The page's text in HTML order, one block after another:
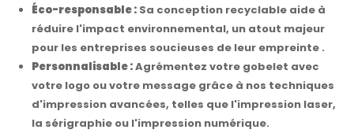
Éco-responsable : Sa conception recyclable aide à
réduire l'impact environnemental, un atout majeur
pour les entreprises soucieuses de leur empreinte .
Personnalisable :Agrémentez votre gobelet avec
votre logo ou votre message grâce à nos techniques
d'impression avancées, telles que l'impression laser,
la sérigraphie ou l'impression numérique.